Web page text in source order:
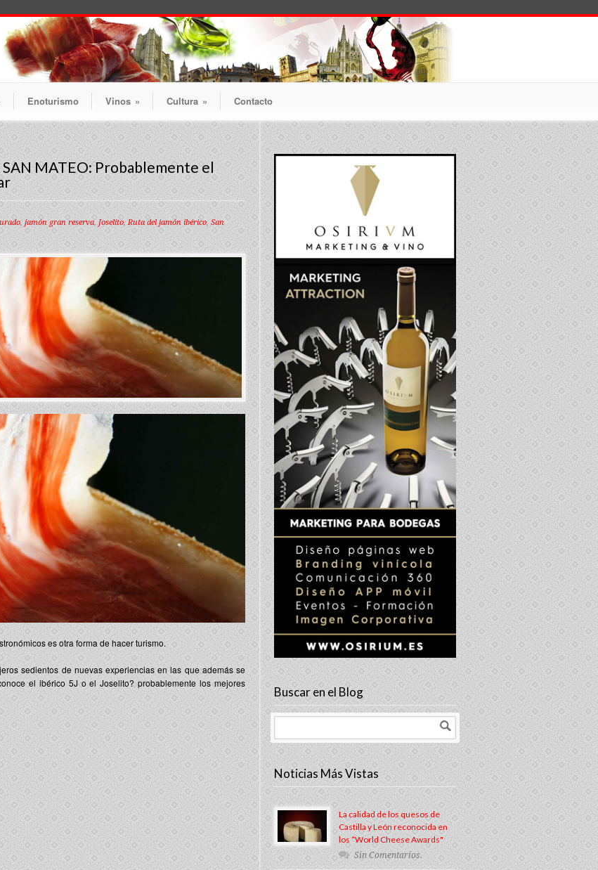
Enoturismo Vinos » Cultura » Contacto
SAN MATEO: Probablemente el
, jamón gran reserva, Joselito,Ruta del jamón ibérico, San
es otra forma de hacer turismo.
sedientos de nuevas experiencias en las que además se
el ibérico 5J o el Joselito? probablemente los mejores
Buscar en el Blog
Noticias Más Vistas
La calidad de los quesos de
Castilla y León reconocida en
los “World Cheese Awards"
Sin Comentarios.